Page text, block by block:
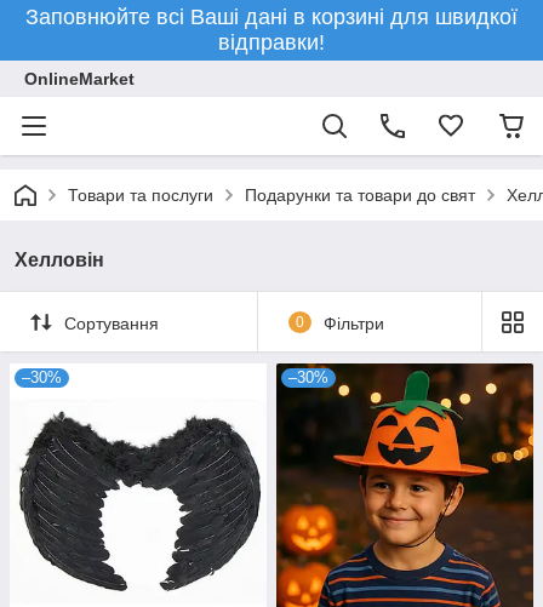
Заповнюйте всі Ваші дані в корзині для швидкої
відправки!
OnlineMarket
Товари та послуги Подарунки та товари до свят
Хелловін
Сортування 0 Фільтри
–30% –30%